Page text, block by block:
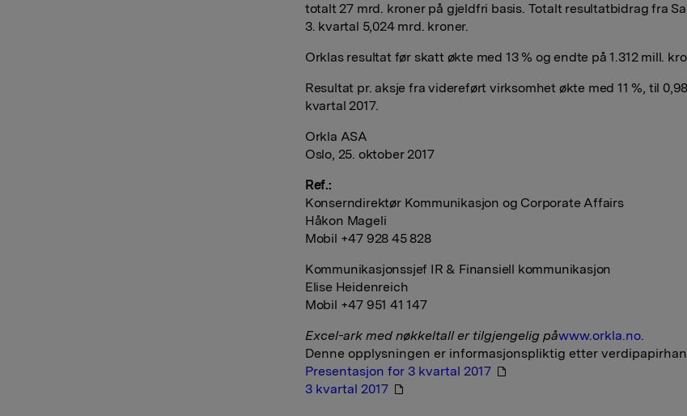
totalt 27 mrd. kroner på gjeldfri basis. Totalt resultatbidrag fra
3. kvartal 5,024 mrd. kroner.
Orklas resultat før skatt økte med 13 % og endte på 1.312 mill.
Resultat pr. aksje fra videreført virksomhet økte med 11 %, til
kvartal 2017.
Orkla ASA
Oslo, 25. oktober 2017
Ref.:
Konserndirektør Kommunikasjon og Corporate Affairs
Håkon Mageli
Mobil +47 928 45 828
Kommunikasjonssjef IR & Finansiell kommunikasjon
Elise Heidenreich
Mobil +47 951 41 147
Excel-ark med nøkkeltall er tilgjengelig påwww.orkla.no.
Denne opplysningen er informasjonspliktig etter
Presentasjon for 3 kvartal 2017
3 kvartal 2017